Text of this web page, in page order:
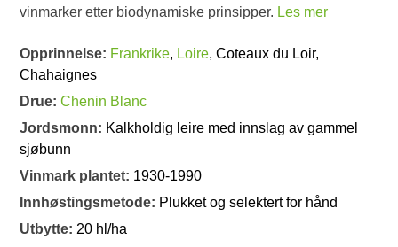
vinmarker etter biodynamiske prinsipper. Les mer
Opprinnelse: Frankrike, Loire, Coteaux du Loir,
Chahaignes
Drue:Chenin Blanc
Jordsmonn: Kalkholdig leire med innslag av gammel
sjøbunn
Vinmark plantet: 1930-1990
Innhøstingsmetode: Plukket og selektert for hånd
Utbytte: 20 hl/ha